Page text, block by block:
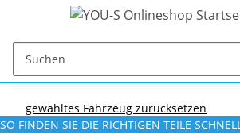
gewähltes Fahrzeug zurücksetzen
SO FINDEN SIE DIE RICHTIGEN TEILE